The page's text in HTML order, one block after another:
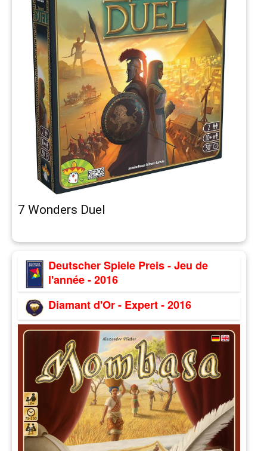
7 Wonders Duel
Deutscher Spiele Preis - Jeu de
l'année - 2016
Diamant d'Or - Expert - 2016